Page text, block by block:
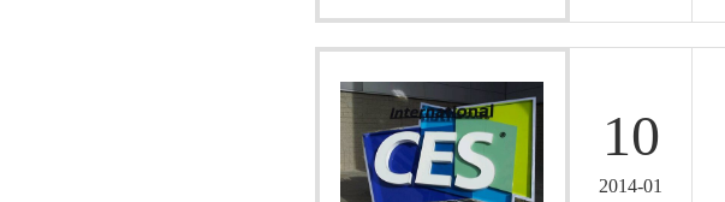
2014-01
10